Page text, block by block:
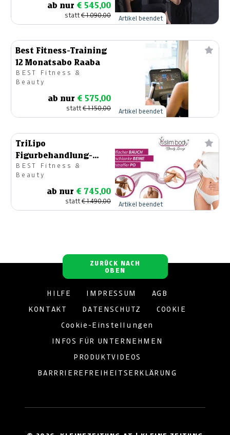
ab nur € 545,00
statt€ 1.090,00 Artikel beendet
Best Fitness-Training
12 Monatsabo Raaba
BEST Fitness &
Beauty
ab nur € 575,00
statt€ 1.150,00 Artikel beendet
TriLipo
Figurbehandlung-
Erhaltungsabo
BEST Fitness &
Beauty
ab nur € 745,00
statt€ 1.490,00 Artikel beendet
ZURÜCK NACH
OBEN
HILFE IMPRESSUM AGB
KONTAKT DATENSCHUTZ COOKIE
Cookie-Einstellungen
INFOS FÜR UNTERNEHMEN
PRODUKTVIDEOS
BARRRIEREFREIHEITSERKLÄRUNG